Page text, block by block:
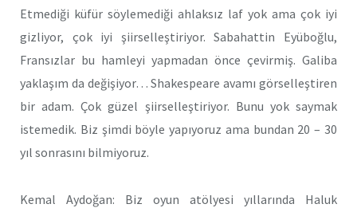
Etmediği küfür söylemediği ahlaksız laf yok ama çok iyi
gizliyor, çok iyi şiirselleştiriyor. Sabahattin Eyüboğlu,
Fransızlar bu hamleyi yapmadan önce çevirmiş. Galiba
yaklaşım da değişiyor… Shakespeare avamı görselleştiren
bir adam. Çok güzel şiirselleştiriyor. Bunu yok saymak
istemedik. Biz şimdi böyle yapıyoruz ama bundan 20 – 30
yıl sonrasını bilmiyoruz.
Kemal Aydoğan: Biz oyun atölyesi yıllarında Haluk